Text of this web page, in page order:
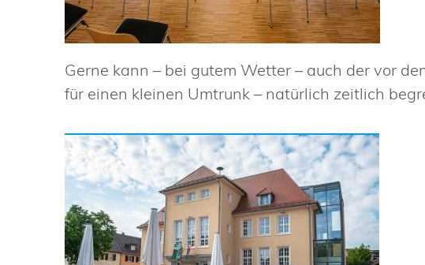
Gerne kann – bei gutem Wetter – auch der vor
für einen kleinen Umtrunk – natürlich zeitlich